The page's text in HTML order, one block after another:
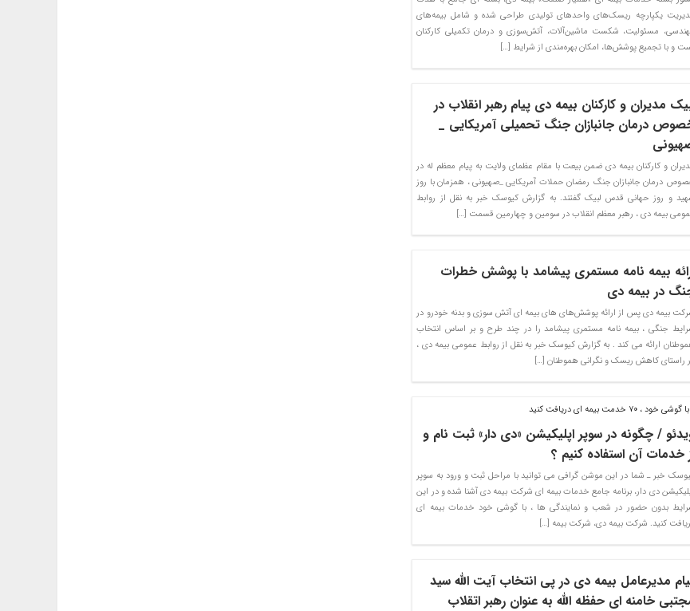
یکپارچه ریسک‌های واحدهای تولیدی طراحی شده و شامل بیمه‌های
مسئولیت، شکست ماشین‌آلات، آتش‌سوزی و درمان تکمیلی کارکنان
و با تجمیع پوشش‌ها، امکان بهره‌مندی از شرایط […]
مدیران و کارکنان بیمه دی پیام رهبر انقلاب در
درمان جانبازان جنگ تحمیلی آمریکایی _
و کارکنان بیمه دی ضمن بیعت با مقام عظمای ولایت به پیام معظم له در
درمان جانبازان جنگ رمضان حملات آمریکایی _صهیونی ، همزمان با روز
و روز حهانی قدس لبیک گفتند. به گزارش کیوسک خبر به نقل از روابط
بیمه دی ، رهبر معظم انقلاب در سومین و چهارمین قسمت […]
بیمه نامه مستمری پیشامد با پوشش خطرات
در بیمه دی
بیمه دی پس از ارائه پوشش‌های های بیمه ای آتش سوزی و بدنه خودرو در
جنگی ، بیمه نامه مستمری پیشامد را در چند طرح و بر اساس انتخاب
ارائه می کند . به گزارش کیوسک خبر به نقل از روابط عمومی بیمه دی ،
راستای کاهش ریسک و نگرانی هموطنان […]
با گوشی خود ، ۷۰ خدمت بیمه ای دریافت کنید
/ چگونه در سوپر اپلیکیشن «دی دار» ثبت نام و
خدمات آن استفاده کنیم ؟
خبر ـ شما در این موشن گرافی می توانید با مراحل ثبت و ورود به سوپر
دی دار، برنامه جامع خدمات بیمه ای شرکت بیمه دی آشنا شده و در این
بدون حضور در شعب و نمایندگی ها ، با گوشی خود خدمات بیمه ای
کنید. شرکت بیمه دی، شرکت بیمه […]
مدیرعامل بیمه دی در پی انتخاب آیت الله سید
خامنه ای حفظه الله به عنوان رهبر اتقلاب